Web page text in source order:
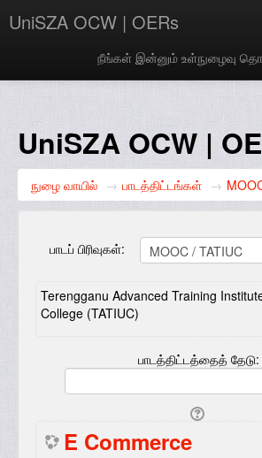
UniSZA OCW | OERs
நீங்கள் இன்னும் உள்நுழைவு
UniSZA Website
UniSZA OCW |
நுழை வாயில் → பாடத்திட்டங்கள் →
பாடப் பிரிவுகள்:
Terengganu Advanced Training
College (TATIUC)
E Commerce